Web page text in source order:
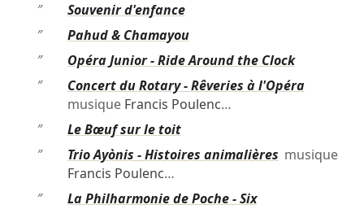
″
Souvenir d'enfance
″
Pahud & Chamayou
″
Opéra Junior - Ride Around the Clock
″
Concert du Rotary - Rêveries à l'Opéra
musique Francis Poulenc…
″
Le Bœuf sur le toit
″
Trio Ayònis - Histoires animalières musique
Francis Poulenc…
″
La Philharmonie de Poche - Six